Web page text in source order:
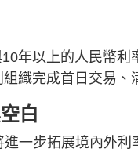
年以上的人民幣
織完成首日交易、
白
一步拓展境內外